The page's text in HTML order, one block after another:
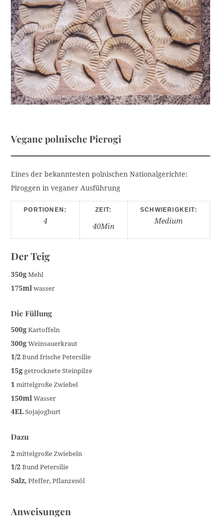
Vegane polnische Pierogi
PORTIONEN:
4
ZEIT:
40Min
SCHWIERIGKEIT:
Medium
Eines der bekanntesten polnischen Nationalgerichte:
Piroggen in veganer Ausführung
Der Teig
350gMehl
175ml wasser
Die Füllung
500gKartoffeln
300gWeinsauerkraut
1/2Bund frische Petersilie
15g getrocknete Steinpilze
1 mittelgroße Zwiebel
150ml Wasser
4ELSojajoghurt
Dazu
2mittelgroße Zwiebeln
1/2Bund Petersilie
Salz, Pfeffer, Pflanzenöl
Anweisungen